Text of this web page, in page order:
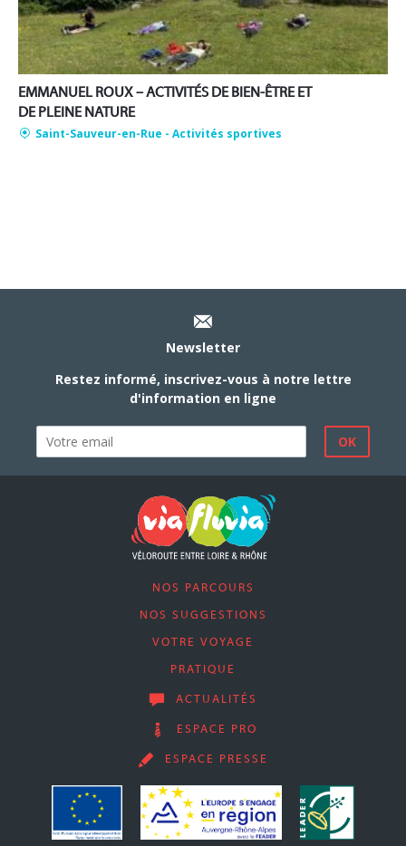
EMMANUEL ROUX – ACTIVITÉS DE BIEN-ÊTRE ET
DE PLEINE NATURE
Saint-Sauveur-en-Rue - Activités sportives
Newsletter
Restez informé, inscrivez-vous à notre lettre
d'information en ligne
NOS PARCOURS
NOS SUGGESTIONS
VOTRE VOYAGE
PRATIQUE
ACTUALITÉS
ESPACE PRO
ESPACE PRESSE